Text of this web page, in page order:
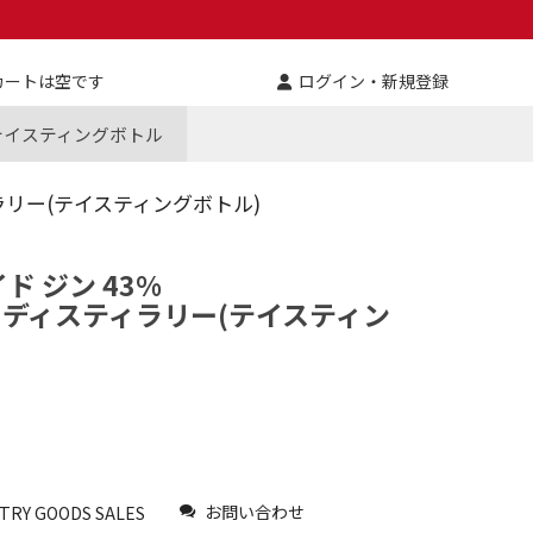
ートは空です ログイン・新規登録
スティングボトル
ー(テイスティングボトル)
ジン 43%
ィスティラリー(テイスティン
GOODS SALES お問い合わせ